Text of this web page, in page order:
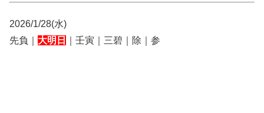
2026/1/28(水)
先負｜ 大明日 ｜壬寅｜三碧｜除｜参